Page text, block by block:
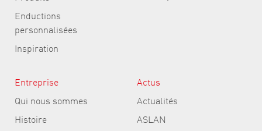
Enductions
personnalisées
Inspiration
Entreprise
Qui nous sommes
Histoire
Actus
Actualités
ASLAN